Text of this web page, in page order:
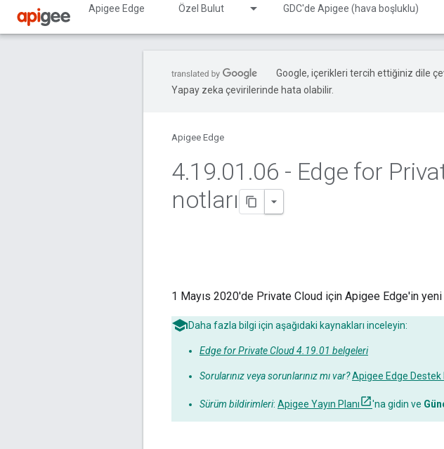
Apigee Edge Özel Bulut GDC'de Apigee (hava boşluklu)
Google, içerikleri tercih ettiğiniz dile
Yapay zeka çevirilerinde hata olabilir.
Apigee Edge
4.19.01 .06 - Edge for
notları
1 Mayıs 2020'de Private Cloud için Apigee Edge'in yeni
Daha fazla bilgi için aşağıdaki kaynakları inceleyin:
Edge for Private Cloud 4.19.01 belgeleri
Sorularınız veya sorunlarınız mı var?Apigee Edge Destek
Sürüm bildirimleri: Apigee Yayın Planı 'na gidin ve